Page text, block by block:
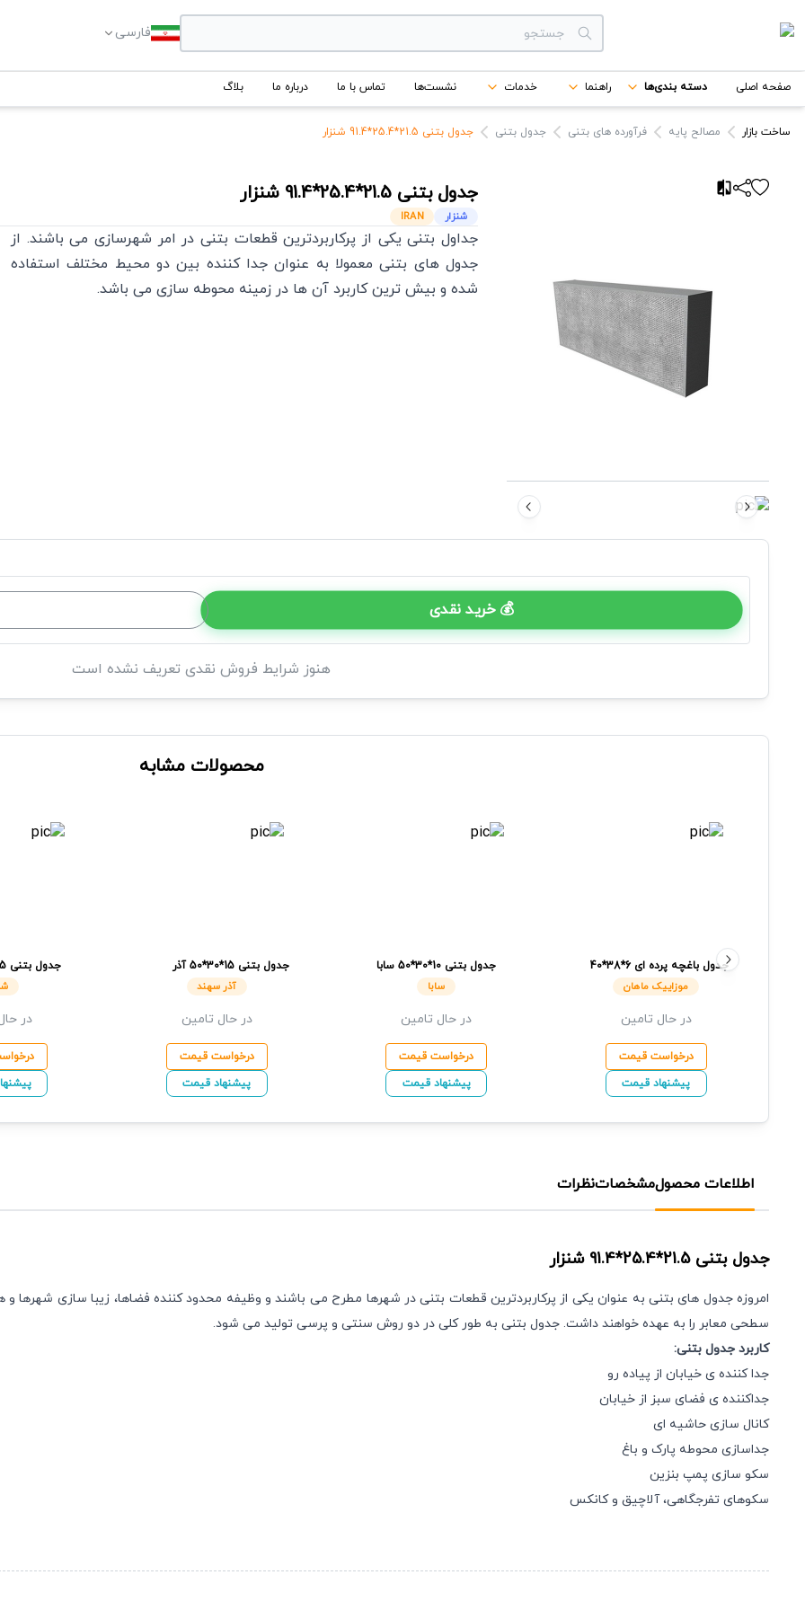
دسته بندی‌ها
برندها
فارسی
صفحه اصلی دسته بندی‌ها راهنما خدمات نشست‌ها تماس با ما درباره ما بلاگ
ساخت بازار مصالح پایه فرآورده های بتنی جدول بتنی جدول بتنی 21.5*25.4*91.4 شنزار
جدول بتنی 21.5*25.4*91.4 شنزار
شنزار IRAN
جداول بتنی یکی از پرکاربردترین قطعات بتنی در امر شهرسازی می باشند. از
جدول های بتنی معمولا به عنوان جدا کننده بین دو محیط مختلف استفاده
شده و بیش ترین کاربرد آن ها در زمینه محوطه سازی می باشد.
💰 خرید نقدی
هنوز شرایط فروش نقدی تعریف نشده است
محصولات مشابه
جدول باغچه پرده ای 6*38*40
موزاییک ماهانموزاییک ماهان
در حال تامین
درخواست قیمت
پیشنهاد قیمت
جدول بتنی 10*30*50
سابا
سابا
در حال تامین
درخواست قیمت
پیشنهاد قیمت
جدول بتنی 15*30*50
آذر
آذر سهند
در حال تامین
درخواست قیمت
پیشنهاد قیمت
جدول بتنی
در
اطلاعات محصولمشخصاتنظرات
جدول بتنی 21.5*25.4*91.4 شنزار
امروزه جدول های بتنی به عنوان یکی از پرکاربردترین قطعات بتنی در شهرها مطرح می باشند و وظیفه محدود کننده فضاها، زیبا سازی شهرها
سطحی معابر را به عهده خواهند داشت. جدول بتنی به طور کلی در دو روش سنتی و پرسی تولید می شود.
کاربرد جدول بتنی:
جدا کننده ی خیابان از پیاده رو
جداکننده ی فضای سبز از خیابان
کانال سازی حاشیه ای
جداسازی محوطه پارک و باغ
سکو سازی پمپ بنزین
سکوهای تفرجگاهی، آلاچیق و کانکس